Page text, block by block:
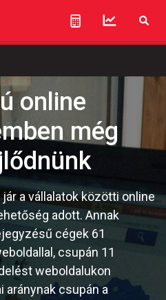
online
még
a vállalatok közötti online
adott. Annak
cégek 61
csupán 11
weboldalukon
aránynak csupán a